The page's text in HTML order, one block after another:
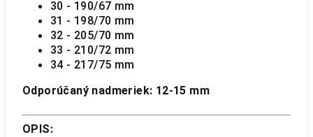
30 - 190/67 mm
31 - 198/70 mm
32 - 205/70 mm
33 - 210/72 mm
34 - 217/75 mm
Odporúčaný nadmeriek: 12-15 mm
OPIS: